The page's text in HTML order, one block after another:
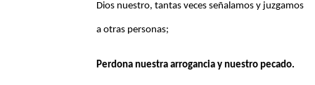
Dios nuestro, tantas veces señalamos y juzgamos
a otras personas;
Perdona nuestra arrogancia y nuestro pecado.